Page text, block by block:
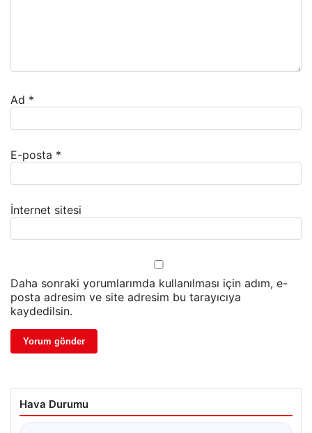
Ad *
E-posta *
İnternet sitesi
Daha sonraki yorumlarımda kullanılması için adım, e-
posta adresim ve site adresim bu tarayıcıya
kaydedilsin.
Hava Durumu